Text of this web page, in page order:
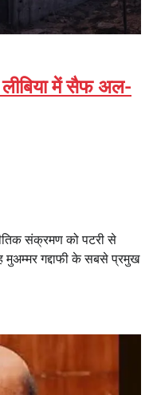
लीबिया में सैफ अल-
संक्रमण को पटरी से
मुअम्मर गद्दाफी के सबसे प्रमुख